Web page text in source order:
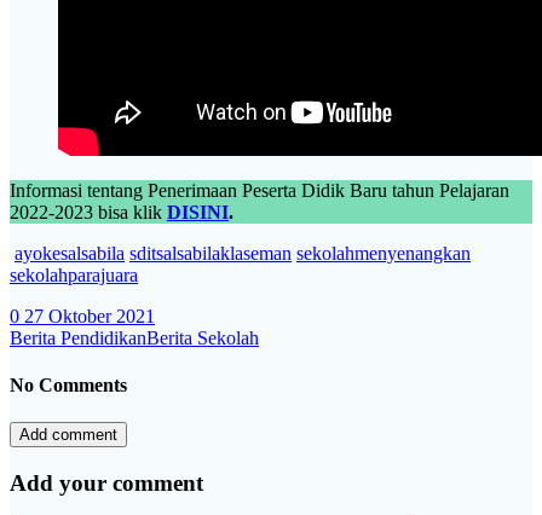
Informasi tentang Penerimaan Peserta Didik Baru tahun Pelajaran
2022-2023 bisa klik DISINI.
ayokesalsabila sditsalsabilaklaseman sekolahmenyenangkan
sekolahparajuara
0 27 Oktober 2021
Berita PendidikanBerita Sekolah
No Comments
Add comment
Add your comment